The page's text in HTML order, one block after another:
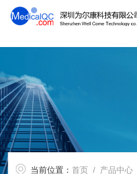
当前位置：首页 / 产品中心